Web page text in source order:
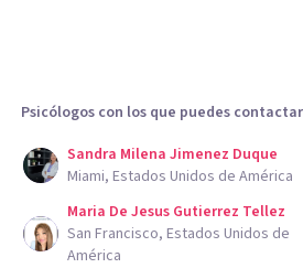
Psicólogos con los que puedes contactar
Sandra Milena Jimenez Duque
Miami, Estados Unidos de América
Maria De Jesus Gutierrez Tellez
San Francisco, Estados Unidos de
América